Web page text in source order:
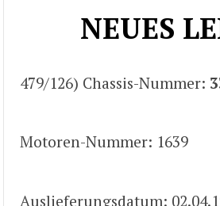
NEUES
479/126) Chassis-Nummer:
Motoren-Nummer: 1639
Auslieferungsdatum: